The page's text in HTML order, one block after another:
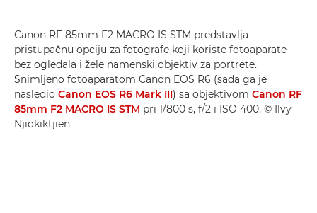
Canon RF 85mm F2 MACRO IS STM predstavlja
pristupačnu opciju za fotografe koji koriste fotoaparate
bez ogledala i žele namenski objektiv za portrete.
Snimljeno fotoaparatom Canon EOS R6 (sada ga je
nasledio Canon EOS R6 Mark III) sa objektivom Canon RF
85mm F2 MACRO IS STM pri 1/800 s, f/2 i ISO 400. © Ilvy
Njiokiktjien